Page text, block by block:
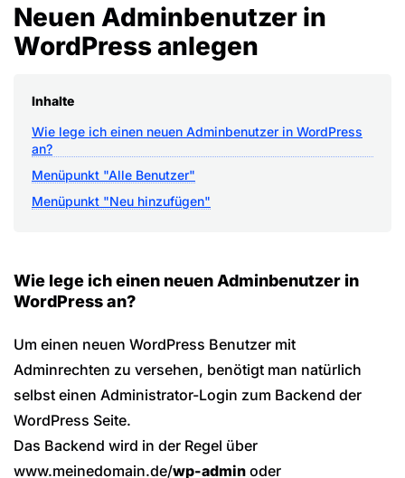
Neuen Adminbenutzer in
WordPress anlegen
Inhalte
Wie lege ich einen neuen Adminbenutzer in WordPress
an?
Menüpunkt "Alle Benutzer"
Menüpunkt "Neu hinzufügen"
Wie lege ich einen neuen Adminbenutzer in
WordPress an?
Um einen neuen WordPress Benutzer mit
Adminrechten zu versehen, benötigt man natürlich
selbst einen Administrator-Login zum Backend der
WordPress Seite.
Das Backend wird in der Regel über
www.meinedomain.de/wp-admin oder